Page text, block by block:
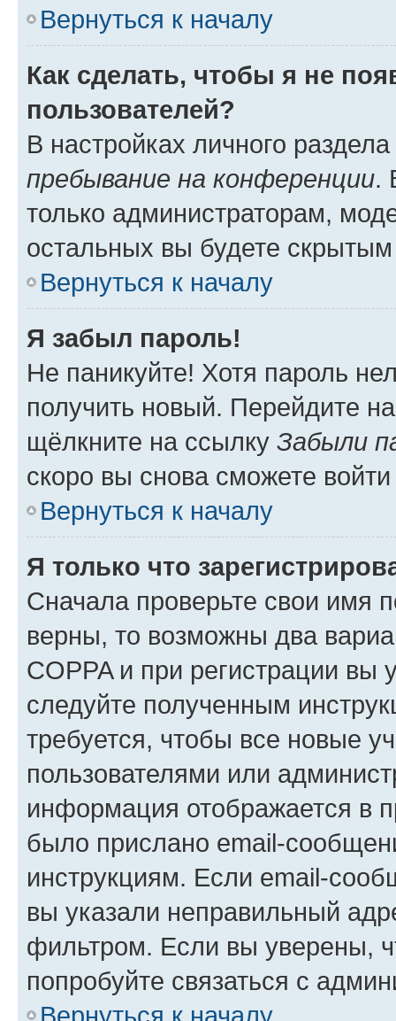
Вернуться к началу
Как сделать, чтобы я не
пользователей?
В настройках личного
пребывание на конференции.
только администраторам,
остальных вы будете
Вернуться к началу
Я забыл пароль!
Не паникуйте! Хотя пароль
получить новый. Перейдите
щёлкните на ссылку Забыли
скоро вы снова сможете
Вернуться к началу
Я только что
Сначала проверьте свои имя
верны, то возможны два
COPPA и при регистрации вы
следуйте полученным
требуется, чтобы все новые
пользователями или
информация отображается в
было прислано email-
инструкциям. Если email-
вы указали неправильный
фильтром. Если вы уверены,
попробуйте связаться с
Вернуться к началу